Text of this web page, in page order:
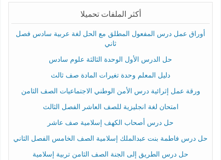
أكثر الملفات تحميلا
أوراق عمل درس المفعول المطلق مع الحل لغة عربية سادس فصل
ثاني
حل الدرس الأول الوحدة الثالثة علوم سادس
دليل المعلم وحدة تغيرات المادة صف ثالث
ورقة عمل إثرائية درس الأمن الوطني الاجتماعيات الصف الثامن
امتحان لغة انجليزية للصف العاشر الفصل الثالث
حل درس أصحاب الكهف إسلامية صف عاشر
حل درس فاطمة بنت عبدالملك إسلامية الصف الخامس الفصل الثاني
حل درس الطريق إلى الجنة الصف الثامن تربية إسلامية